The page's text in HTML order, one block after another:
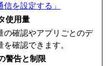
を設定する」
使用量
の確認やアプリごとのデ
確認できます。
警告と制限